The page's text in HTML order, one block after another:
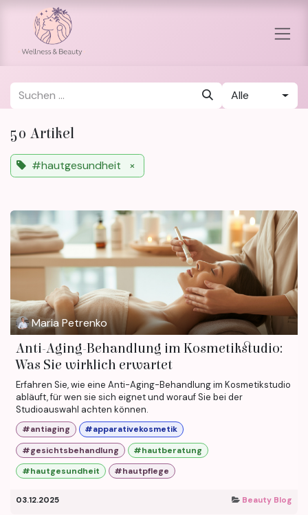
Zum Inhalt springen
Alle
50 Artikel
#hautgesundheit ×
Maria Petrenko
Anti-Aging-Behandlung im Kosmetikstudio:
Was Sie wirklich erwartet
Erfahren Sie, wie eine Anti-Aging-Behandlung im Kosmetikstudio
abläuft, für wen sie sich eignet und worauf Sie bei der
Studioauswahl achten können.
#antiaging
#apparativekosmetik
#gesichtsbehandlung
#hautberatung
#hautgesundheit
#hautpflege
03.12.2025 Beauty Blog